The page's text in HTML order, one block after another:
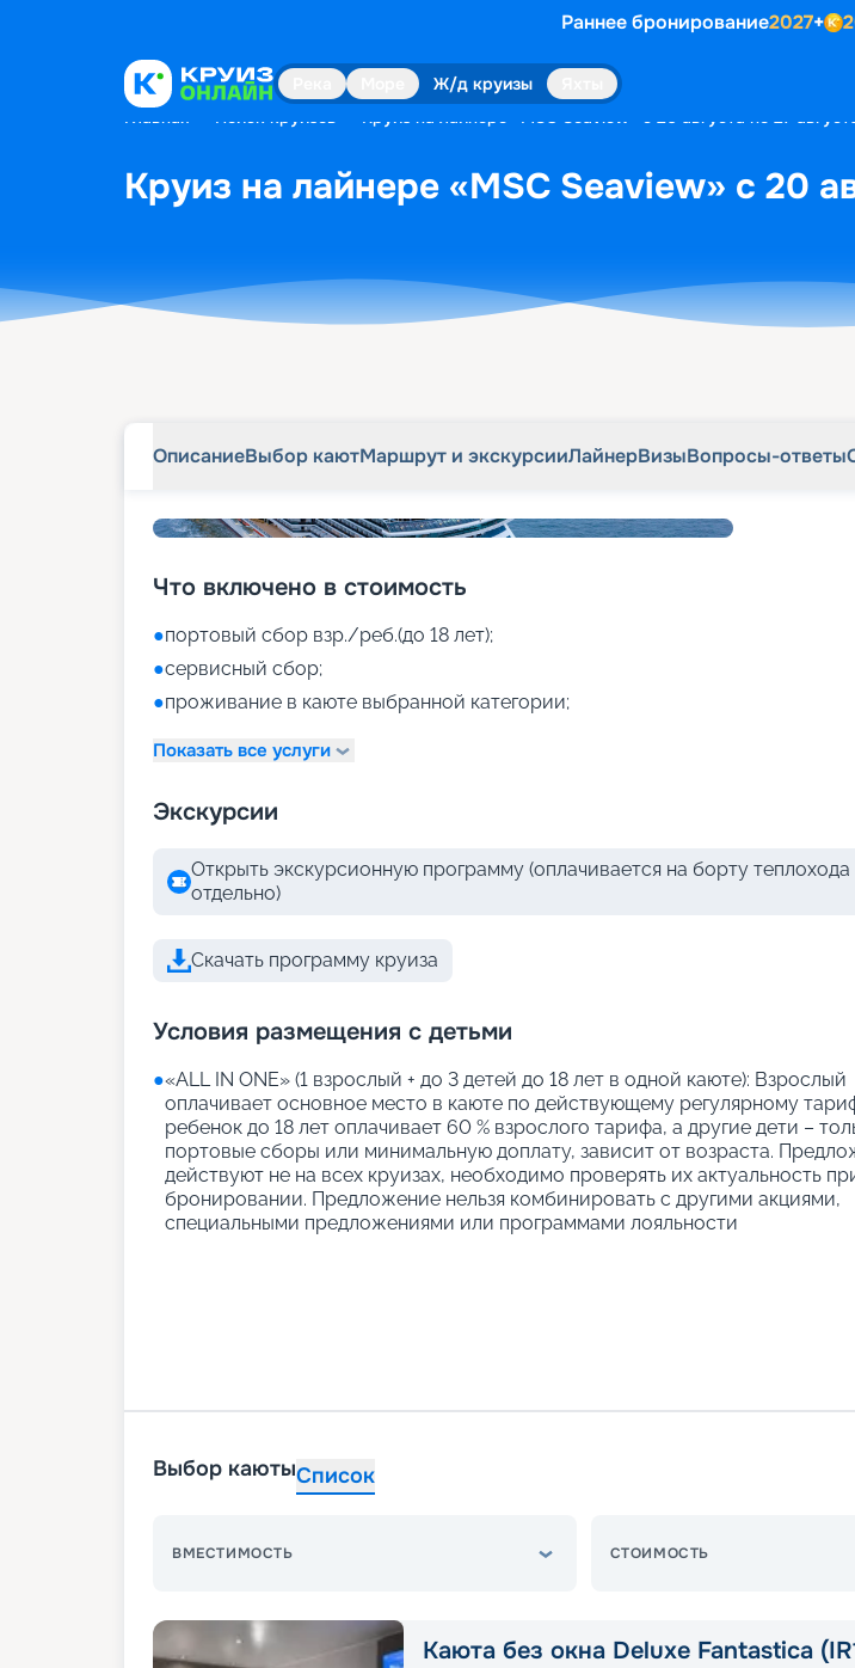
Раннее бронирование2027+
Ж/д круизы
Главная Поиск круизов Круиз на лайнере «MSC Seaview» с 20 августа по 27
Круиз на лайнере «MSC Seaview» с 20
ОписаниеВыбор каютМаршрут и экскурсииЛайнерВизыВопросы-ответы
Что включено в стоимость
●портовый сбор взр./реб.(до 18 лет);
●сервисный сбор;
●проживание в каюте выбранной категории;
Показать все услуги
Экскурсии
Открыть экскурсионную программу (оплачивается на борту теплохода
отдельно)
Скачать программу круиза
Условия размещения с детьми
●«АLL IN ONE» (1 взрослый + до 3 детей до 18 лет в одной каюте): Взрослый
оплачивает основное место в каюте по действующему регулярному
ребенок до 18 лет оплачивает 60 % взрослого тарифа, а другие дети –
портовые сборы или минимальную доплату, зависит от возраста.
действуют не на всех круизах, необходимо проверять их актуальность
бронировании. Предложение нельзя комбинировать с другими акциями,
специальными предложениями или программами лояльности
Выбор каютыСписок
ВМЕСТИМОСТЬ СТОИМОСТЬ
Каюта без окна Deluxe Fantastica